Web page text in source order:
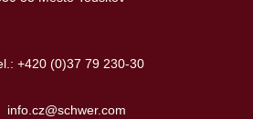
+420 (0)37 79 230-30
info.cz@schwer.com